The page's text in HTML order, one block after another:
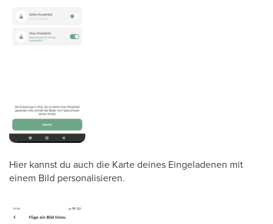
Hier kannst du auch die Karte deines Eingeladenen mit
einem Bild personalisieren.